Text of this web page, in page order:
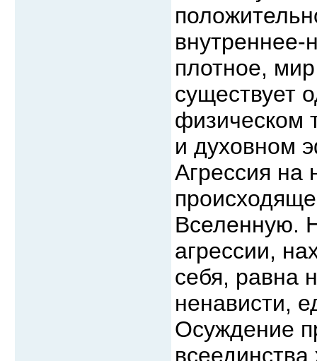
плотное,
существует
физическом
и духовном
Агрессия на
Вселенную.
агрессии,
себя, равна
ненависти,
Осуждение